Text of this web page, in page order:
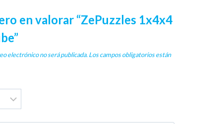
en valorar “ZePuzzles 1x4x4
electrónico no será publicada.Los campos obligatorios están